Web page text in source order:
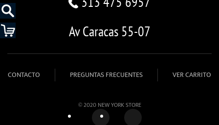
Av Caracas 55-07
CONTACTO PREGUNTAS FRECUENTES VER CARRITO
© 2020 NEW YORK STORE